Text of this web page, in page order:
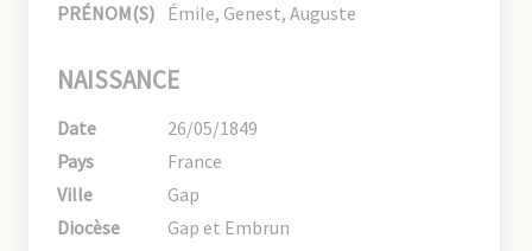
PRÉNOM(S) Émile, Genest, Auguste
NAISSANCE
Date
26/05/1849
Pays
France
Ville
Gap
Diocèse
Gap et Embrun